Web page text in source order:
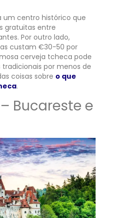
um centro histórico que
gratuitas entre
Por outro lado,
custam €30-50 por
cerveja tcheca pode
por menos de
coisas sobre o que
.
Bucareste e